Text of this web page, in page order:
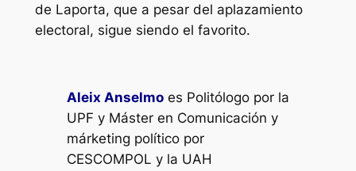
de Laporta, que a pesar del aplazamiento
electoral, sigue siendo el favorito.
Aleix Anselmoes Politólogo por la
UPF y Máster en Comunicación y
márketing político por
CESCOMPOL y la UAH